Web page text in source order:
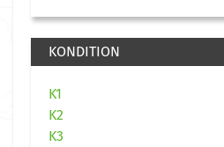
KONDITION
K1
K2
K3